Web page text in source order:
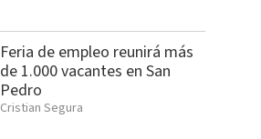
Feria de empleo reunirá más
de 1.000 vacantes en San
Pedro
Cristian Segura